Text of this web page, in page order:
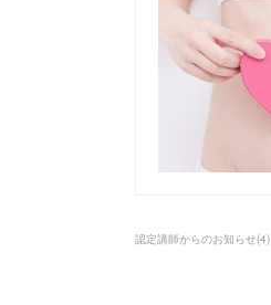
認定講師からのお知らせ(4)